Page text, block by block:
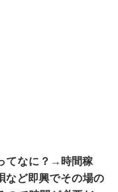
てなに？→時間稼
など即興でその場の